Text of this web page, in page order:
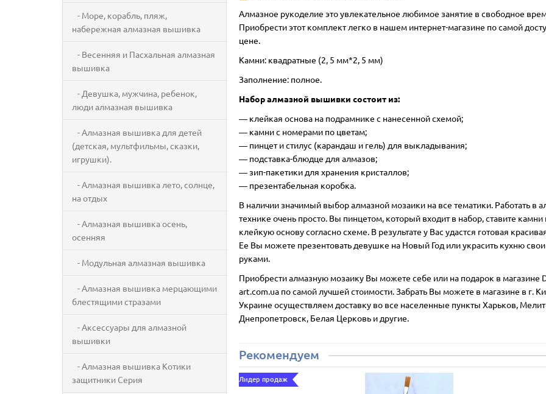
- Море, корабль, пляж,
набережная алмазная вышивка
- Весенняя и Пасхальная алмазная
вышивка
- Девушка, мужчина, ребенок,
люди алмазная вышивка
- Алмазная вышивка для детей
(детская, мультфильмы, сказки,
игрушки).
- Алмазная вышивка лето, солнце,
на отдых
- Алмазная вышивка осень,
осенняя
- Модульная алмазная вышивка
- Алмазная вышивка мерцающими
блестящими стразами
- Аксессуары для алмазной
вышивки
- Алмазная вышивка Котики
защитники Серия
Алмазное рукоделие это увлекательное любимое занятие в свободное
Приобрести этот комплект легко в нашем интернет-магазине по самой
цене.
Камни: квадратные (2, 5 мм*2, 5 мм)
Заполнение: полное.
Набор алмазной вышивки состоит из:
― клейкая основа на подрамнике с нанесенной схемой;
― камни с номерами по цветам;
― пинцет и стилус (карандаш и гель) для выкладывания;
― подставка-блюдце для алмазов;
― зип-пакетики для хранения кристаллов;
― презентабельная коробка.
В наличии значимый выбор алмазной мозаики на все тематики. Работать в
технике очень просто. Вы пинцетом, который входит в набор, ставите камни
клейкую основу согласно схеме. В результате у Вас удастся готовая
Ее Вы можете презентовать девушке на Новый Год или украсить кухню
руками.
Приобрести алмазную мозаику Вы можете себе или на подарок в магазине
art.com.ua по самой лучшей стоимости. Забрать Вы можете в магазине в г.
Украине осуществляем доставку во все населенные пункты Харьков,
Днепропетровск, Белая Церковь и другие.
Рекомендуем
Лидер продаж